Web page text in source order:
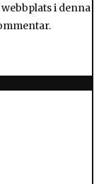
i denna